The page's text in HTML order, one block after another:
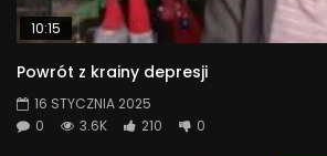
10:15
Powrót z krainy depresji
16 STYCZNIA 2025
0
3.6K 210 0